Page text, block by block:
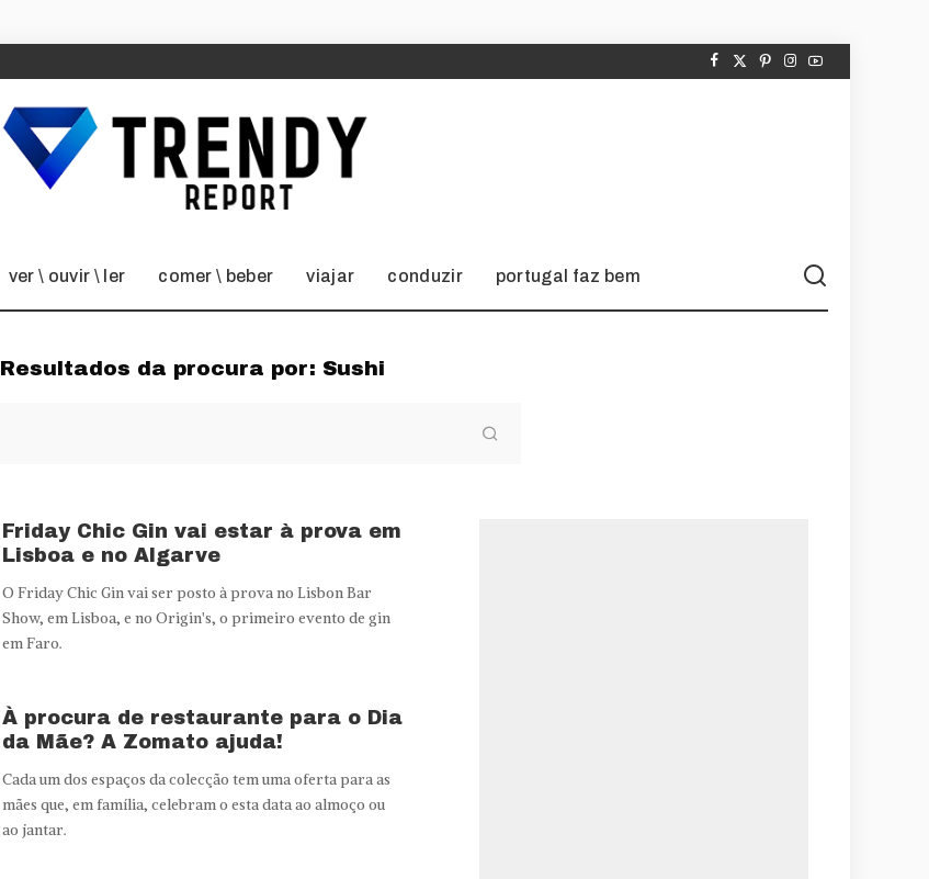
ver \ ouvir \ ler comer \ beber viajar conduzir portugal faz bem
Resultados da procura por: Sushi
Friday Chic Gin vai estar à prova em
Lisboa e no Algarve
O Friday Chic Gin vai ser posto à prova no Lisbon Bar
Show, em Lisboa, e no Origin's, o primeiro evento de gin
em Faro.
À procura de restaurante para o Dia
da Mãe? A Zomato ajuda!
Cada um dos espaços da colecção tem uma oferta para as
mães que, em família, celebram o esta data ao almoço ou
ao jantar.